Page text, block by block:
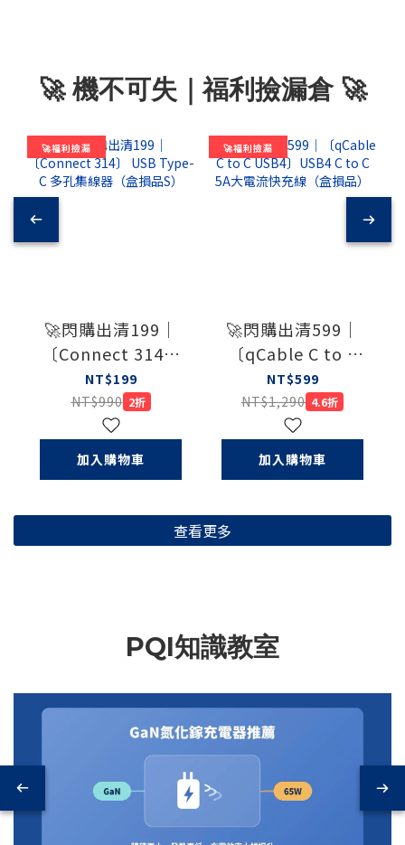
🚀 機不可失｜福利撿漏倉 🚀
🚀福利撿漏
🚀閃購出清199｜
〔Connect 314〕
USB Type-C 多孔
集線器（盒損品S）
NT$199
NT$990 2折
加入購物車
🚀福利撿漏
🚀閃購出清599｜
〔qCable C to C
USB4〕USB4 C to
C 5A大電流快充線
（盒損品）
NT$599
NT$1,290 4.6折
加入購物車
查看更多
PQI知識教室